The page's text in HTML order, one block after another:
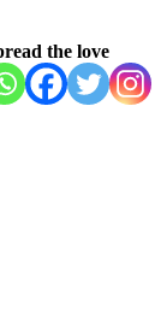
the love